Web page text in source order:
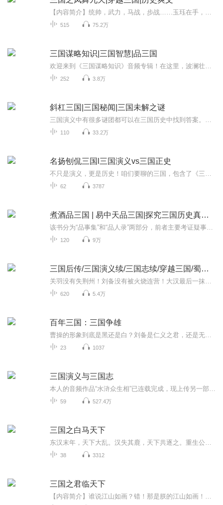
515 75.2万
三国谋略知识|三国智慧|品三国
252 3.8万
斜杠三国|三国秘闻|三国未解之谜
110 33.2万
名扬刨侃三国l三国演义vs三国正史
62 3787
煮酒品三国 | 易中天品三国|探究三国历史真伪，还原三国人物真实面貌
120 9万
三国后传/三国演义续/三国志续/穿越三国/蜀汉后传
620 5.4万
百年三国：三国争雄
23 1037
三国演义与三国志
59 527.4万
三国之白马天下
38 3312
三国之君临天下